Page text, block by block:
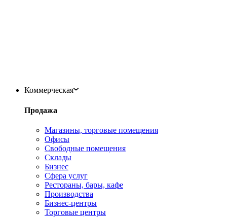
Коммерческая
Продажа
Магазины, торговые помещения
Офисы
Свободные помещения
Склады
Бизнес
Сфера услуг
Рестораны, бары, кафе
Производства
Бизнес-центры
Торговые центры